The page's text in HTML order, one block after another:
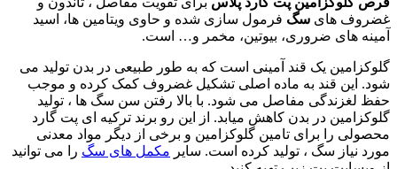
غضروف های سگ فرمول سازی شده و حاوی ویتامین ها، اسید
آمینه های ضروری، بیوتین، مخمر و… است.
گلوکزامین یک قند آمینی است که به طور طبیعی در بدن تولید می
شود. این قند به ماده اصلی تشکیل غضروف کمک کرده و موجب
حفظ لغزندگی مفاصل می شود. با بالا رفتن سن سگ ها ، تولید
گلوکزامین در بدن کاهش میابد. از این رو برند ترکیه ای پت گارد
محصولی را برای تامین گلوکزامین و برخی از دیگر مواد معدنی
مورد نیاز سگ ، تولید کرده است. سایر مکمل های سگ را می توانید